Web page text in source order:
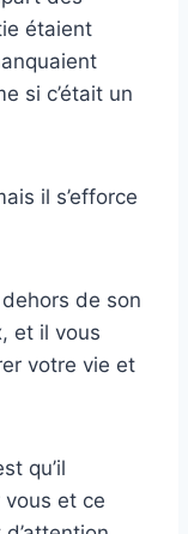
étaient
si c’était un
il s’efforce
de son
et il vous
votre vie et
qu’il
et ce